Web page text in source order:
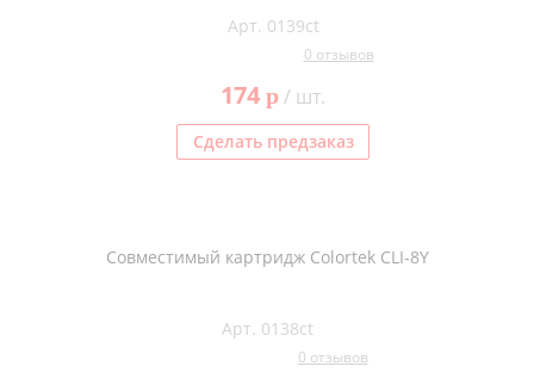
Арт. 0139ct
0 отзывов
174 p/ шт.
Сделать предзаказ
Совместимый картридж Colortek CLI-8Y
Арт. 0138ct
0 отзывов